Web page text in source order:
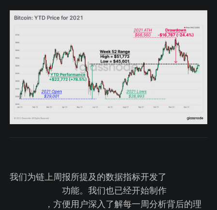
我们为链上周报所提及的数据指标开发了
功能。我们也已经开始制作
，方便用户深入了解每一周分析背后的理